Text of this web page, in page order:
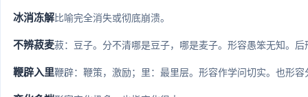
冰消冻解比喻完全消失或彻底崩溃。
不辨菽麦菽：豆子。分不清哪是豆子，哪是麦子。形容愚笨无知。
鞭辟入里鞭辟：鞭策，激励；里：最里层。形容作学问切实。也形